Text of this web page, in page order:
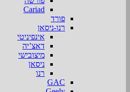
Cariad
פורד
רנו-ניסאן
אינפיניטי
דאצ’יה
מיצובישי
ניסאן
רנו
GAC